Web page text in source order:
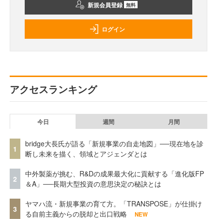
新規会員登録 無料
ログイン
アクセスランキング
今日 週間 月間
1
bridge大長氏が語る「新規事業の自走地図」──現在地を診
断し未来を描く、領域とアジェンダとは
2
中外製薬が挑む、R&Dの成果最大化に貢献する「進化版FP
＆A」──長期大型投資の意思決定の秘訣とは
3
ヤマハ流・新規事業の育て方。「TRANSPOSE」が仕掛け
る自前主義からの脱却と出口戦略
NEW